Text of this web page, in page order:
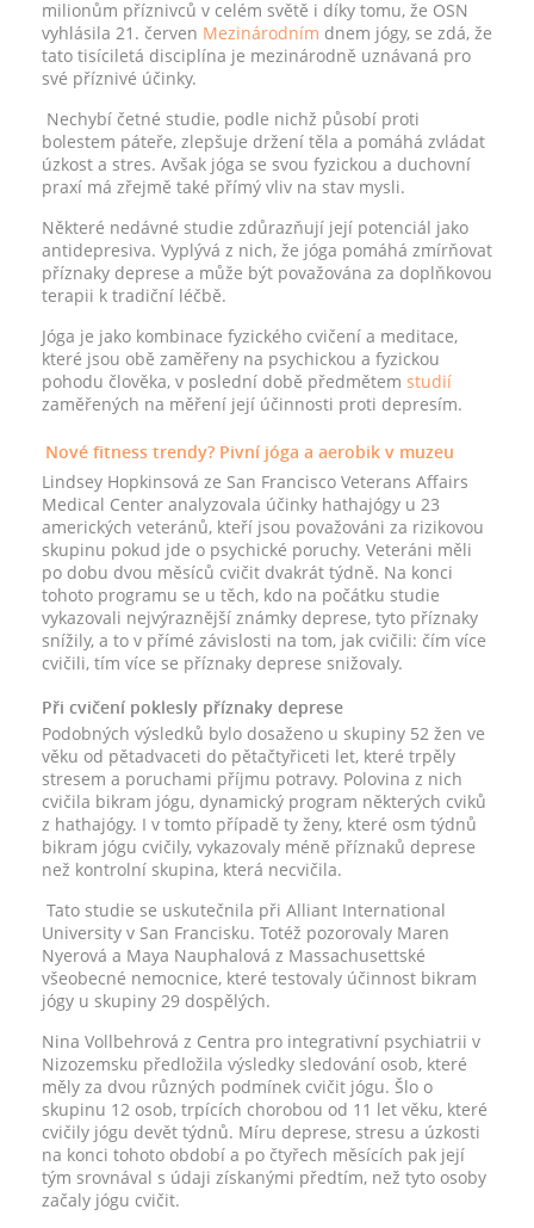
milionům příznivců v celém světě i díky tomu, že OSN
vyhlásila 21. červen Mezinárodním dnem jógy, se zdá, že
tato tisíciletá disciplína je mezinárodně uznávaná pro
své příznivé účinky.
Nechybí četné studie, podle nichž působí proti
bolestem páteře, zlepšuje držení těla a pomáhá zvládat
úzkost a stres. Avšak jóga se svou fyzickou a duchovní
praxí má zřejmě také přímý vliv na stav mysli.
Některé nedávné studie zdůrazňují její potenciál jako
antidepresiva. Vyplývá z nich, že jóga pomáhá zmírňovat
příznaky deprese a může být považována za doplňkovou
terapii k tradiční léčbě.
Jóga je jako kombinace fyzického cvičení a meditace,
které jsou obě zaměřeny na psychickou a fyzickou
pohodu člověka, v poslední době předmětem studií
zaměřených na měření její účinnosti proti depresím.
Nové fitness trendy? Pivní jóga a aerobik v muzeu
Lindsey Hopkinsová ze San Francisco Veterans Affairs
Medical Center analyzovala účinky hathajógy u 23
amerických veteránů, kteří jsou považováni za rizikovou
skupinu pokud jde o psychické poruchy. Veteráni měli
po dobu dvou měsíců cvičit dvakrát týdně. Na konci
tohoto programu se u těch, kdo na počátku studie
vykazovali nejvýraznější známky deprese, tyto příznaky
snížily, a to v přímé závislosti na tom, jak cvičili: čím více
cvičili, tím více se příznaky deprese snižovaly.
Při cvičení poklesly příznaky deprese
Podobných výsledků bylo dosaženo u skupiny 52 žen ve
věku od pětadvaceti do pětačtyřiceti let, které trpěly
stresem a poruchami příjmu potravy. Polovina z nich
cvičila bikram jógu, dynamický program některých cviků
z hathajógy. I v tomto případě ty ženy, které osm týdnů
bikram jógu cvičily, vykazovaly méně příznaků deprese
než kontrolní skupina, která necvičila.
Tato studie se uskutečnila při Alliant International
University v San Francisku. Totéž pozorovaly Maren
Nyerová a Maya Nauphalová z Massachusettské
všeobecné nemocnice, které testovaly účinnost bikram
jógy u skupiny 29 dospělých.
Nina Vollbehrová z Centra pro integrativní psychiatrii v
Nizozemsku předložila výsledky sledování osob, které
měly za dvou různých podmínek cvičit jógu. Šlo o
skupinu 12 osob, trpících chorobou od 11 let věku, které
cvičily jógu devět týdnů. Míru deprese, stresu a úzkosti
na konci tohoto období a po čtyřech měsících pak její
tým srovnával s údaji získanými předtím, než tyto osoby
začaly jógu cvičit.